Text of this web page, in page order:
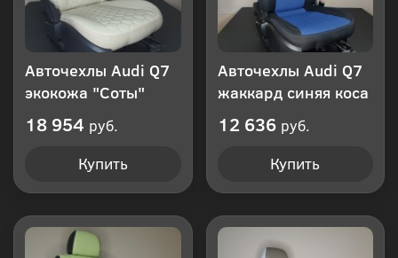
Авточехлы Audi Q7
экокожа "Соты"
18 954 руб.
Купить
Авточехлы Audi Q7
жаккард синяя коса
12 636 руб.
Купить